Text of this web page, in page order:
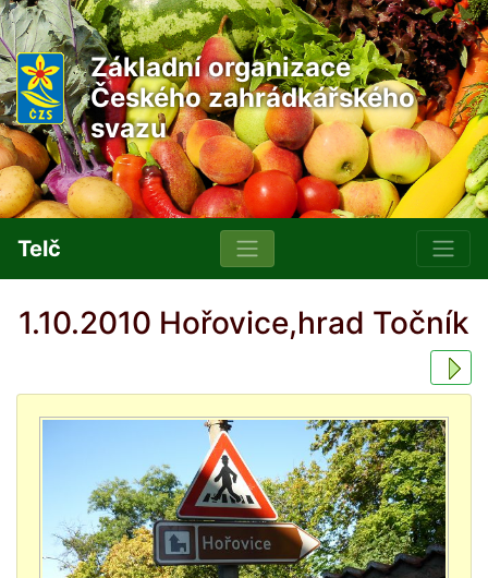
Základní organizace
Českého zahrádkářského
svazu
Telč
1.10.2010 Hořovice,hrad Točník